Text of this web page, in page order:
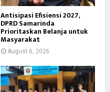
Antisipasi Efisiensi 2027,
DPRD Samarinda
Prioritaskan Belanja untuk
Masyarakat
August 6, 2026